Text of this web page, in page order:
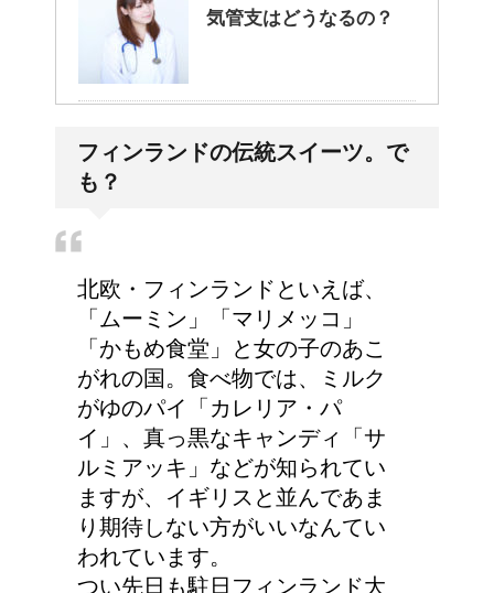
気管支はどうなるの？
『優』の位置づけは？
耳と肩が関係するの？耳
の違和感の原因は「肩こ
り」？！
フィンランドの伝統スイーツ。で
も？
北欧・フィンランドといえば、
「ムーミン」「マリメッコ」
「かもめ食堂」と女の子のあこ
がれの国。食べ物では、ミルク
がゆのパイ「カレリア・パ
イ」、真っ黒なキャンディ「サ
ルミアッキ」などが知られてい
ますが、イギリスと並んであま
り期待しない方がいいなんてい
われています。
つい先日も駐日フィンランド大